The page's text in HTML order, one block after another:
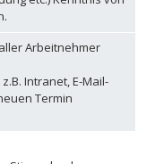
Arbeitnehmer
Intranet, E-Mail-
Termin